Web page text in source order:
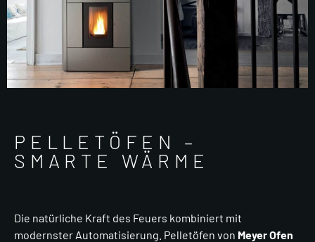
PELLETÖFEN –
SMARTE WÄRME
Die natürliche Kraft des Feuers kombiniert mit
modernster Automatisierung. Pelletöfen von Meyer Ofen